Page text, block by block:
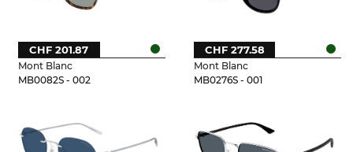
Mont Blanc
MB0082S - 002
CHF 201.87
Mont Blanc
MB0276S - 001
CHF 277.58